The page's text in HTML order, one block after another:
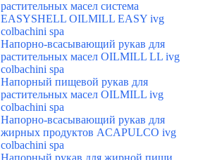
растительных масел система
EASYSHELL OILMILL EASY ivg
colbachini spa
Напорно-всасывающий рукав для
растительных масел OILMILL LL ivg
colbachini spa
Напорный пищевой рукав для
растительных масел OILMILL ivg
colbachini spa
Напорно-всасывающий рукав для
жирных продуктов ACAPULCO ivg
colbachini spa
Напорный рукав для жирной пищи